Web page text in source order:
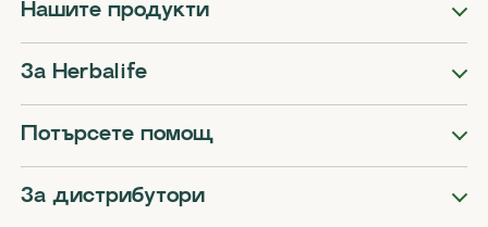
Нашите продукти
За Herbalife
Потърсете помощ
За дистрибутори